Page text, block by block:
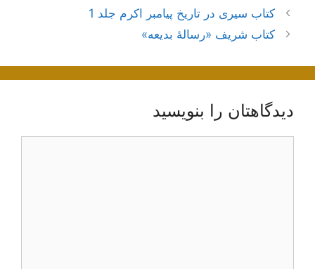
ناوبری
نوشته‌ها
کتاب سیری در تاریخ پیامبر اکرم جلد 1
کتاب شریف «رسالۀ بدیعه»
دیدگاهتان را بنویسید